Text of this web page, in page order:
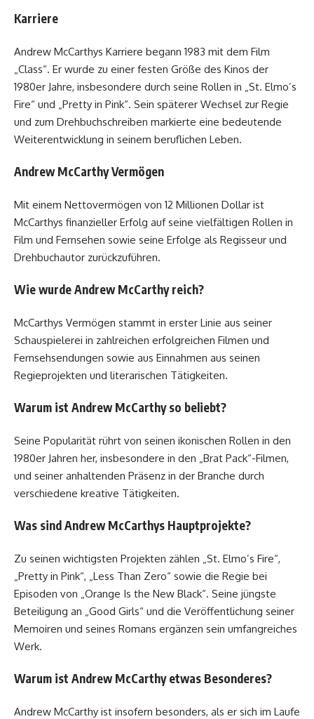
Karriere
Andrew McCarthys Karriere begann 1983 mit dem Film
„Class“. Er wurde zu einer festen Größe des Kinos der
1980er Jahre, insbesondere durch seine Rollen in „St. Elmo’s
Fire“ und „Pretty in Pink“. Sein späterer Wechsel zur Regie
und zum Drehbuchschreiben markierte eine bedeutende
Weiterentwicklung in seinem beruflichen Leben.
Andrew McCarthy Vermögen
Mit einem Nettovermögen von 12 Millionen Dollar ist
McCarthys finanzieller Erfolg auf seine vielfältigen Rollen in
Film und Fernsehen sowie seine Erfolge als Regisseur und
Drehbuchautor zurückzuführen.
Wie wurde Andrew McCarthy reich?
McCarthys Vermögen stammt in erster Linie aus seiner
Schauspielerei in zahlreichen erfolgreichen Filmen und
Fernsehsendungen sowie aus Einnahmen aus seinen
Regieprojekten und literarischen Tätigkeiten.
Warum ist Andrew McCarthy so beliebt?
Seine Popularität rührt von seinen ikonischen Rollen in den
1980er Jahren her, insbesondere in den „Brat Pack“-Filmen,
und seiner anhaltenden Präsenz in der Branche durch
verschiedene kreative Tätigkeiten.
Was sind Andrew McCarthys Hauptprojekte?
Zu seinen wichtigsten Projekten zählen „St. Elmo’s Fire“,
„Pretty in Pink“, „Less Than Zero“ sowie die Regie bei
Episoden von „Orange Is the New Black“. Seine jüngste
Beteiligung an „Good Girls“ und die Veröffentlichung seiner
Memoiren und seines Romans ergänzen sein umfangreiches
Werk.
Warum ist Andrew McCarthy etwas Besonderes?
Andrew McCarthy ist insofern besonders, als er sich im Laufe